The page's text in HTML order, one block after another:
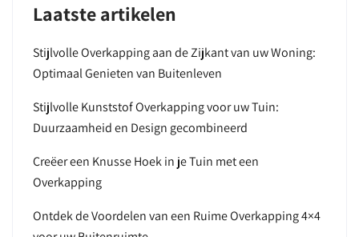
Laatste artikelen
Stijlvolle Overkapping aan de Zijkant van uw Woning:
Optimaal Genieten van Buitenleven
Stijlvolle Kunststof Overkapping voor uw Tuin:
Duurzaamheid en Design gecombineerd
Creëer een Knusse Hoek in je Tuin met een
Overkapping
Ontdek de Voordelen van een Ruime Overkapping 4×4